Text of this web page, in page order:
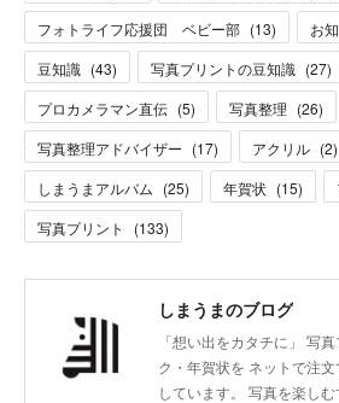
フォトライフ応援団 ベビー部 (13) お
豆知識 (43) 写真プリントの豆知識 (27)
プロカメラマン直伝 (5) 写真整理 (26)
写真整理アドバイザー (17) アクリル (2)
しまうまアルバム (25) 年賀状 (15)
写真プリント
(133)
しまうまのブログ
「想い出をカタチに」 写
ク・年賀状を ネットで注
しています。 写真を楽し